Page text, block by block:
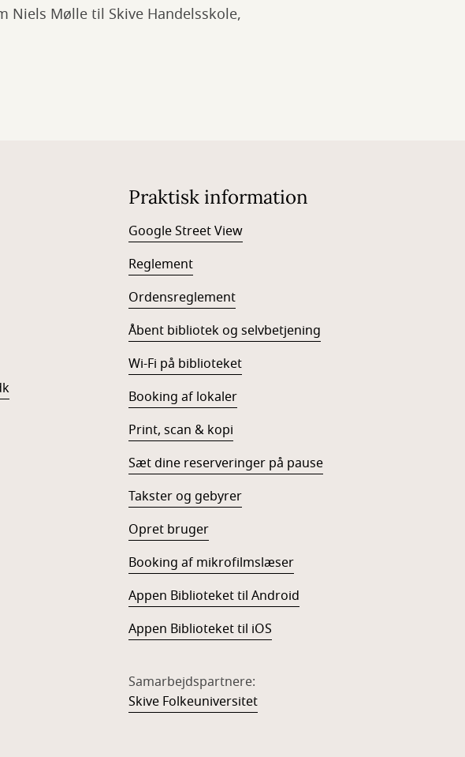
Niels Mølle til Skive Handelsskole,
Praktisk information
Google Street View
Reglement
Ordensreglement
Åbent bibliotek og selvbetjening
Wi-Fi på biblioteket
Booking af lokaler
Print, scan & kopi
Sæt dine reserveringer på pause
Takster og gebyrer
Opret bruger
Booking af mikrofilmslæser
Appen Biblioteket til Android
Appen Biblioteket til iOS
Samarbejdspartnere:
Skive Folkeuniversitet